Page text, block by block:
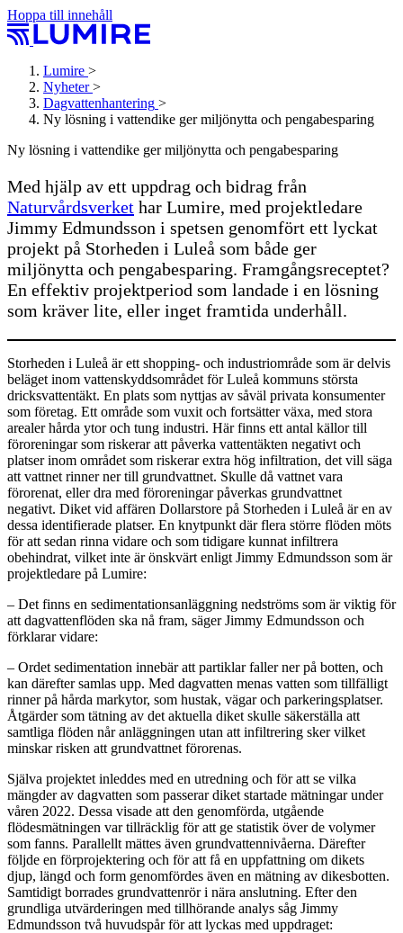
Hoppa till innehåll
Lumire >
Nyheter >
Dagvattenhantering >
Ny lösning i vattendike ger miljönytta och pengabesparing
Ny lösning i vattendike ger miljönytta och pengabesparing
Med hjälp av ett uppdrag och bidrag från
Naturvårdsverket har Lumire, med projektledare
Jimmy Edmundsson i spetsen genomfört ett lyckat
projekt på Storheden i Luleå som både ger
miljönytta och pengabesparing. Framgångsreceptet?
En effektiv projektperiod som landade i en lösning
som kräver lite, eller inget framtida underhåll.
Storheden i Luleå är ett shopping- och industriområde som är delvis
beläget inom vattenskyddsområdet för Luleå kommuns största
dricksvattentäkt. En plats som nyttjas av såväl privata konsumenter
som företag. Ett område som vuxit och fortsätter växa, med stora
arealer hårda ytor och tung industri. Här finns ett antal källor till
föroreningar som riskerar att påverka vattentäkten negativt och
platser inom området som riskerar extra hög infiltration, det vill säga
att vattnet rinner ner till grundvattnet. Skulle då vattnet vara
förorenat, eller dra med föroreningar påverkas grundvattnet
negativt. Diket vid affären Dollarstore på Storheden i Luleå är en av
dessa identifierade platser. En knytpunkt där flera större flöden möts
för att sedan rinna vidare och som tidigare kunnat infiltrera
obehindrat, vilket inte är önskvärt enligt Jimmy Edmundsson som är
projektledare på Lumire:
– Det finns en sedimentationsanläggning nedströms som är viktig för
att dagvattenflöden ska nå fram, säger Jimmy Edmundsson och
förklarar vidare:
– Ordet sedimentation innebär att partiklar faller ner på botten, och
kan därefter samlas upp. Med dagvatten menas vatten som tillfälligt
rinner på hårda markytor, som hustak, vägar och parkeringsplatser.
Åtgärder som tätning av det aktuella diket skulle säkerställa att
samtliga flöden når anläggningen utan att infiltrering sker vilket
minskar risken att grundvattnet förorenas.
Själva projektet inleddes med en utredning och för att se vilka
mängder av dagvatten som passerar diket startade mätningar under
våren 2022. Dessa visade att den genomförda, utgående
flödesmätningen var tillräcklig för att ge statistik över de volymer
som fanns. Parallellt mättes även grundvattennivåerna. Därefter
följde en förprojektering och för att få en uppfattning om dikets
djup, längd och form genomfördes även en mätning av dikesbotten.
Samtidigt borrades grundvattenrör i nära anslutning. Efter den
grundliga utvärderingen med tillhörande analys såg Jimmy
Edmundsson två huvudspår för att lyckas med uppdraget: